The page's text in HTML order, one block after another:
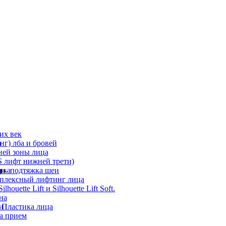
век
лба и бровей
зоны лица
лифт нижней трети)
– подтяжка шеи
лифтинг лица
Lift и Silhouette Lift Soft.
лица
прием